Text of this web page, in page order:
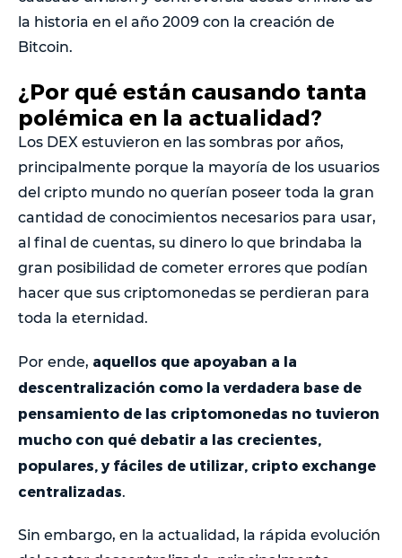
la historia en el año 2009 con la creación de
Bitcoin.
¿Por qué están causando tanta
polémica en la actualidad?
Los DEX estuvieron en las sombras por años,
principalmente porque la mayoría de los usuarios
del cripto mundo no querían poseer toda la gran
cantidad de conocimientos necesarios para usar,
al final de cuentas, su dinero lo que brindaba la
gran posibilidad de cometer errores que podían
hacer que sus criptomonedas se perdieran para
toda la eternidad.
Por ende, aquellos que apoyaban a la
descentralización como la verdadera base de
pensamiento de las criptomonedas no tuvieron
mucho con qué debatir a las crecientes,
populares, y fáciles de utilizar, cripto exchange
centralizadas.
Sin embargo, en la actualidad, la rápida evolución